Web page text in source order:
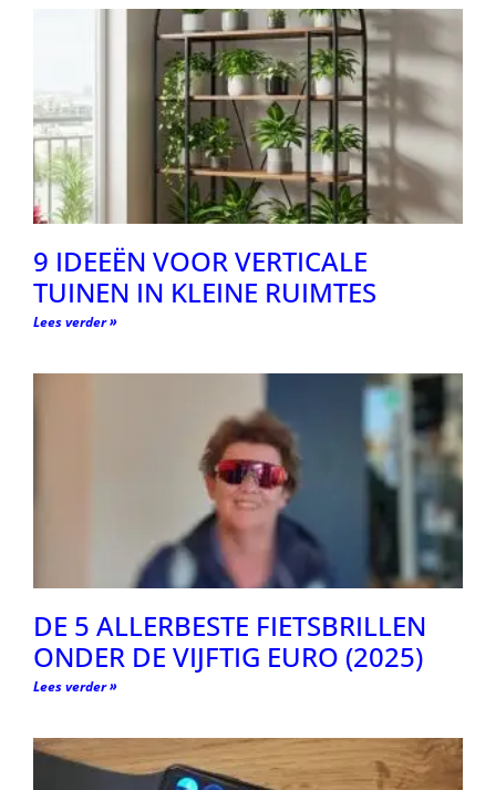
9 IDEEËN VOOR VERTICALE
TUINEN IN KLEINE RUIMTES
Lees verder »
DE 5 ALLERBESTE FIETSBRILLEN
ONDER DE VIJFTIG EURO (2025)
Lees verder »